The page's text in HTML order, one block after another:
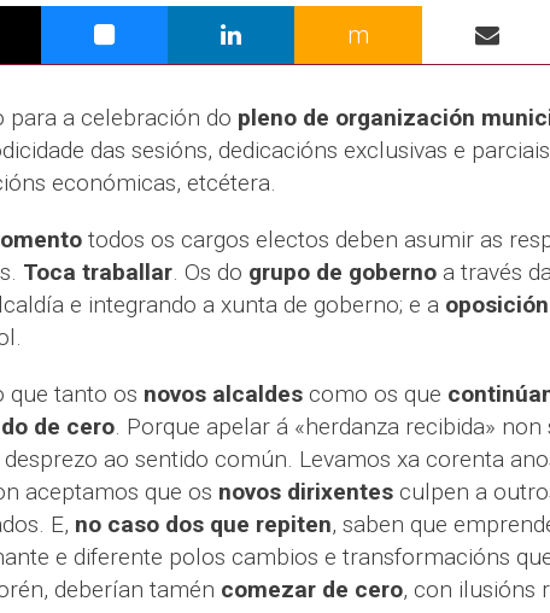
m
para a celebración do pleno de organización
das sesións, dedicacións exclusivas e
económicas, etcétera.
todos os cargos electos deben asumir as
Toca traballar. Os do grupo de goberno a través
e integrando a xunta de goberno; e a oposición
que tanto os novos alcaldescomo os que
de cero. Porque apelar á «herdanza recibida» non
ao sentido común. Levamos xa corenta
aceptamos que os novos dirixentesculpen a
E, no caso dos que repiten, saben que
e diferente polos cambios e transformacións
deberían tamén comezar de cero, con ilusións